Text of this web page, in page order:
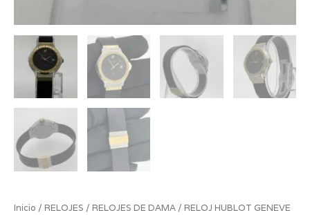
Inicio / RELOJES / RELOJES DE DAMA / RELOJ HUBLOT GENEVE